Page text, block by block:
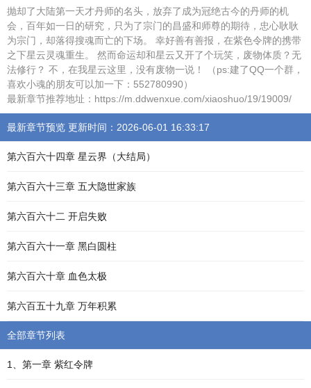
抛却了大陆第一天才丹师的名头，放弃了成为冠绝古今的丹师的机
会，百年如一日的研究，只为了宗门的昌盛和师尊的期待，忠心耿耿
为宗门，却落得搜魂而亡的下场。 幸好善有善报，在紫色令牌的携带
之下星云灵魂重生。 然而命运却和星云又开了个玩笑，废物体质？无
法修行？ 不，在我星云这里，没有废物一说！ （ps:建了QQ一个群，
喜欢小魂的朋友可以加一下：552780990）
最新章节推荐地址：https://m.ddwenxue.com/xiaoshuo/19/19009/
最新章节预览 更新时间：2026-06-01 16:33:17
第六百六十四章 星云界（大结局）
第六百六十三章 五大隐世家族
第六百六十二 开启失败
第六百六十一章 黑白圆柱
第六百六十章 血色太极
第六百五十九章 万年积累
全部章节列表
1、第一章 紫红令牌